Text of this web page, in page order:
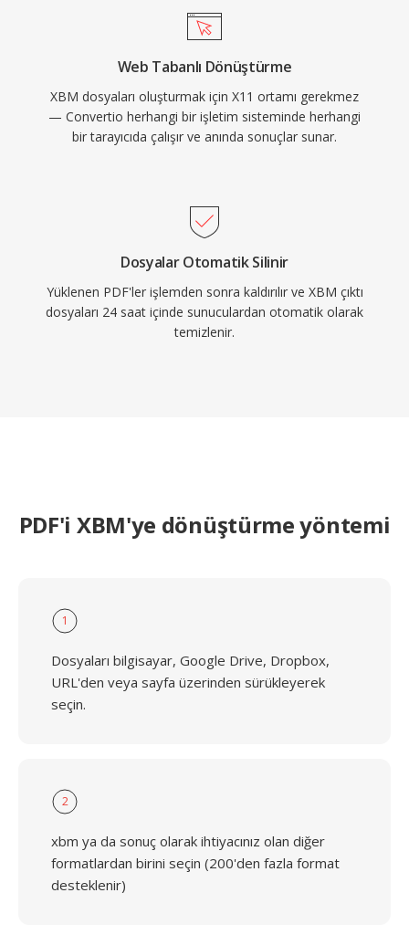
Web Tabanlı Dönüştürme
XBM dosyaları oluşturmak için X11 ortamı gerekmez
— Convertio herhangi bir işletim sisteminde herhangi
bir tarayıcıda çalışır ve anında sonuçlar sunar.
Dosyalar Otomatik Silinir
Yüklenen PDF'ler işlemden sonra kaldırılır ve XBM çıktı
dosyaları 24 saat içinde sunuculardan otomatik olarak
temizlenir.
PDF'i XBM'ye dönüştürme yöntemi
1
Dosyaları bilgisayar, Google Drive, Dropbox,
URL'den veya sayfa üzerinden sürükleyerek
seçin.
2
xbm ya da sonuç olarak ihtiyacınız olan diğer
formatlardan birini seçin (200'den fazla format
desteklenir)